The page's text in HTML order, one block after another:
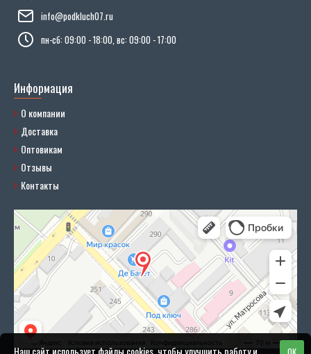
info@podkluch07.ru
пн-сб: 09:00 - 18:00, вс: 09:00 - 17:00
Информация
О компании
Доставка
Оптовикам
Отзывы
Контакты
Наш сайт использует файлы cookies, чтобы улучшить работу и